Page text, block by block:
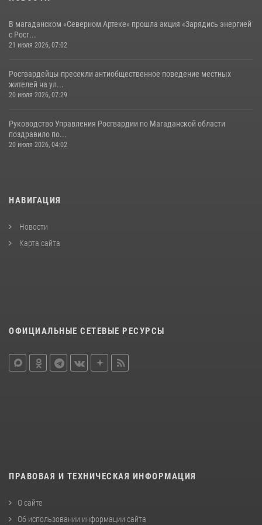
В магаданском «Северном Артеке» прошла акция «Зарядись энергией
с Росг...
21 июля 2026, 07:02
Росгвардейцы пресекли антиобщественное поведение местных
жителей на ул...
20 июля 2026, 07:29
Руководство Управления Росгвардии по Магаданской области
поздравило по...
20 июля 2026, 04:02
НАВИГАЦИЯ
Новости
Карта сайта
ОФИЦИАЛЬНЫЕ СЕТЕВЫЕ РЕСУРСЫ
ПРАВОВАЯ И ТЕХНИЧЕСКАЯ ИНФОРМАЦИЯ
О сайте
Об использовании информации сайта